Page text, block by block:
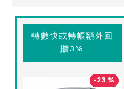
轉數快或轉帳額外回
贈3%
-23 %